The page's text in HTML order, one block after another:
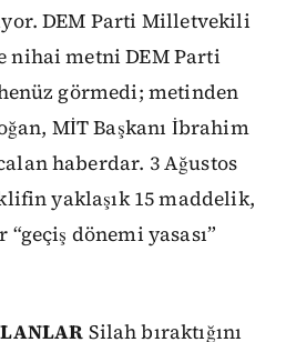
DEM Parti Milletvekili
nihai metni DEM Parti
görmedi; metinden
MİT Başkanı İbrahim
haberdar. 3 Ağustos
yaklaşık 15 maddelik,
dönemi yasası”
Silah bıraktığını